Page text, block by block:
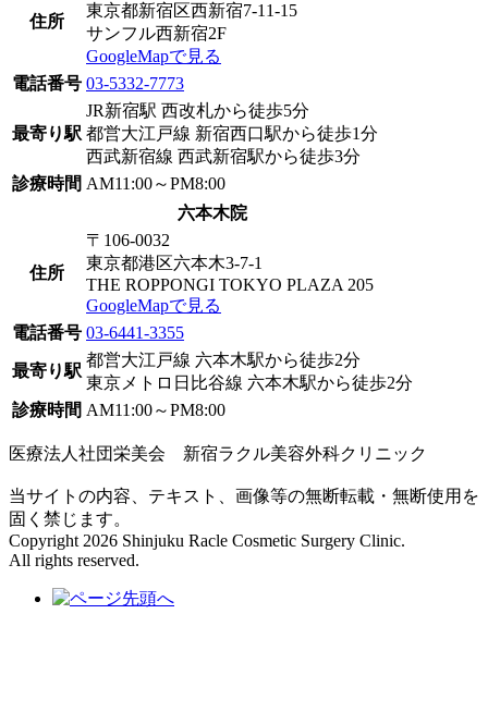
住所
東京都新宿区西新宿7-11-15
サンフル西新宿2F
GoogleMapで見る
電話番号 03-5332-7773
最寄り駅
JR新宿駅 西改札から徒歩5分
都営大江戸線 新宿西口駅から徒歩1分
西武新宿線 西武新宿駅から徒歩3分
診療時間 AM11:00～PM8:00
六本木院
住所
〒106-0032
東京都港区六本木3-7-1
THE ROPPONGI TOKYO PLAZA 205
GoogleMapで見る
電話番号 03-6441-3355
最寄り駅
都営大江戸線 六本木駅から徒歩2分
東京メトロ日比谷線 六本木駅から徒歩2分
診療時間 AM11:00～PM8:00
医療法人社団栄美会 新宿ラクル美容外科クリニック
当サイトの内容、テキスト、画像等の無断転載・無断使用を
固く禁じます。
Copyright 2026 Shinjuku Racle Cosmetic Surgery Clinic.
All rights reserved.